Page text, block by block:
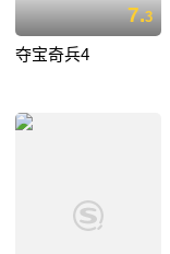
7.3
夺宝奇兵4